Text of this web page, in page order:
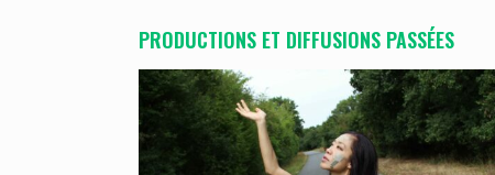
PRODUCTIONS ET DIFFUSIONS PASSÉES